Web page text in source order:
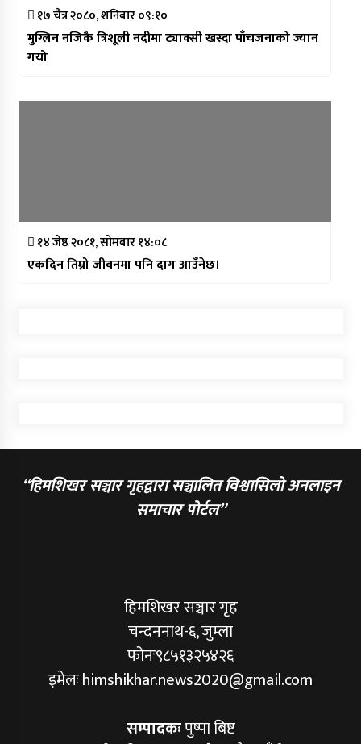
१७ चैत्र २०८०, शनिबार ०९:१०
मुग्लिन नजिकै त्रिशूली नदीमा ट्याक्सी खस्दा पाँचजनाको ज्यान
गयो
१४ जेष्ठ २०८१, सोमबार १४:०८
एकदिन तिम्रो जीवनमा पनि दाग आउँनेछ।
“हिमशिखर सञ्चार गृहद्वारा सञ्चालित विश्वासिलो अनलाइन
समाचार पोर्टल”
हिमशिखर सञ्चार गृह
चन्दननाथ-६, जुम्ला
फोनः९८५१३२५४२६
इमेलः himshikhar.news2020@gmail.com
सम्पादकःपुष्पा बिष्ट